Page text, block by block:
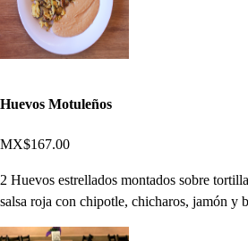
Huevos Motuleños
MX$167.00
2 Huevos estrellados montados sobre
salsa roja con chipotle, chicharos, jamón y